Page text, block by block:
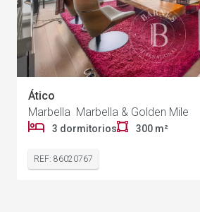
Ático
Marbella Marbella & Golden Mile
3 dormitorios 300 m²
REF: 86020767